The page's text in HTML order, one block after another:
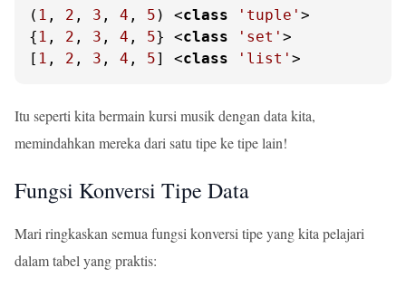
( 1 , 2 , 3 , 4 , 5 ) <class 'tuple' >
{ 1 , 2 , 3 , 4 , 5} <class 'set' >
[ 1 , 2 , 3 , 4 , 5] <class 'list' >
Itu seperti kita bermain kursi musik dengan data kita,
memindahkan mereka dari satu tipe ke tipe lain!
Fungsi Konversi Tipe Data
Mari ringkaskan semua fungsi konversi tipe yang kita pelajari
dalam tabel yang praktis: